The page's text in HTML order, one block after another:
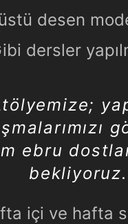
desen
dersler
;
ebru
bekliyoruz.
içi ve hafta